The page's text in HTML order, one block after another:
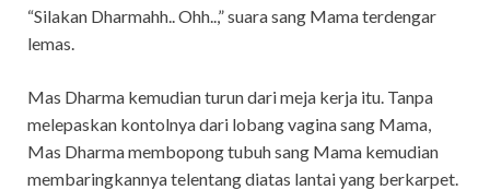
“Silakan Dharmahh.. Ohh..,” suara sang Mama terdengar
lemas.
Mas Dharma kemudian turun dari meja kerja itu. Tanpa
melepaskan kontolnya dari lobang vagina sang Mama,
Mas Dharma membopong tubuh sang Mama kemudian
membaringkannya telentang diatas lantai yang berkarpet.